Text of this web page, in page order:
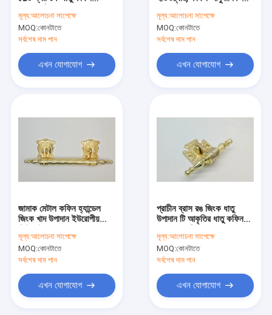
মূল্য:আলোচনা সাপেক্ষে
MOQ:কোনটাতে
সর্বশেষ দাম পান
এখন যোগাযোগ
মূল্য:আলোচনা সাপেক্ষে
MOQ:কোনটাতে
সর্বশেষ দাম পান
এখন যোগাযোগ
জামাক মেটাল কফিন হ্যান্ডেল
জিংক খাদ উপাদান ইউরোপীয়
মূল্য:আলোচনা সাপেক্ষে
MOQ:কোনটাতে
সর্বশেষ দাম পান
এখন যোগাযোগ
প্রাচীন ব্রাস রঙ জিংক ধাতু
উপাদান টি আকৃতির ধাতু কফিন
মূল্য:আলোচনা সাপেক্ষে
MOQ:কোনটাতে
সর্বশেষ দাম পান
এখন যোগাযোগ